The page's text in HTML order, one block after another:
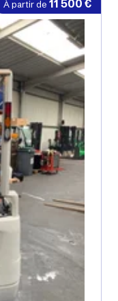
À partir de 11 500 €